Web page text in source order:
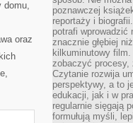
domu,
oraz
poznawczej
reportaży i
potrafi wprowadzić
znacznie głębiej
kilkuminutowy
zobaczyć procesy,
Czytanie rozwija
perspektywy, a to
edukacji, jak i w
regularnie sięgają
formułują myśli,